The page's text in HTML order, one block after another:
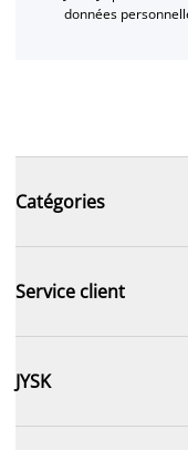
données
Catégories
Service client
JYSK